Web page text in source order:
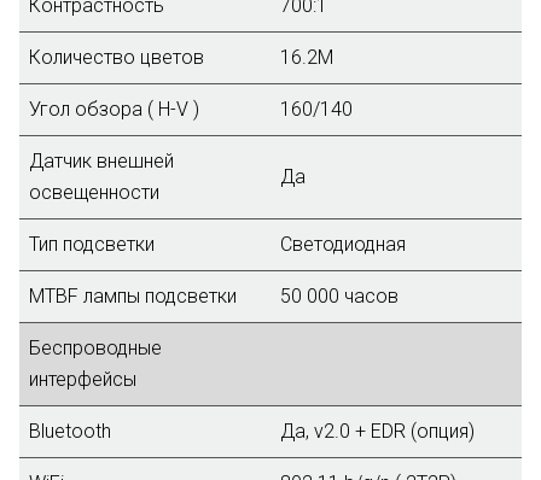
Контрастность 700:1
Количество цветов 16.2M
Угол обзора ( H-V ) 160/140
Датчик внешней
освещенности
Да
Тип подсветки Светодиодная
MTBF лампы подсветки 50 000 часов
Беспроводные
интерфейсы
Bluetooth Да, v2.0 + EDR (опция)